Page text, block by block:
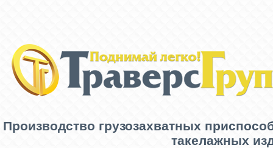
Производство грузозахватных
такелажных